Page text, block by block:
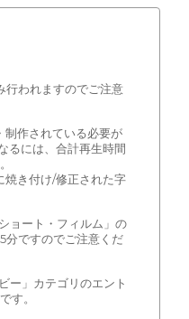
われますのでご注意
制作されている必要が
るには、合計再生時間
焼き付け/修正された字
ョート・フィルム」の
分ですのでご注意くだ
ー」カテゴリのエント
す。